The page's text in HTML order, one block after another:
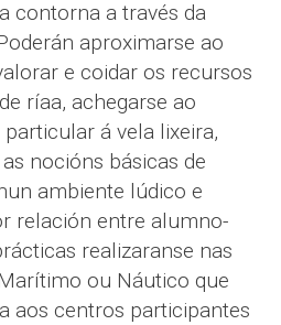
contorna a través da
aproximarse ao
e coidar os recursos
ríaa, achegarse ao
á vela lixeira,
nocións básicas de
ambiente lúdico e
relación entre alumno-
realizaranse nas
ou Náutico que
aos centros participantes